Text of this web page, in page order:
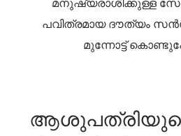
മനുഷ്യരാശിക്കുള്ള
പവിത്രമായ ദൗത്യം
മുന്നോട്ട്
ആശുപത്രിയുടെ